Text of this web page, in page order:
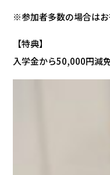
※参加者多数の場合はお
【特典】
入学金から50,000円減